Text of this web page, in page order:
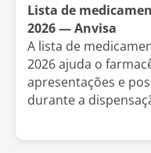
Lista de
2026 — Anvisa
A lista de
2026 ajuda o
apresentações e
durante a